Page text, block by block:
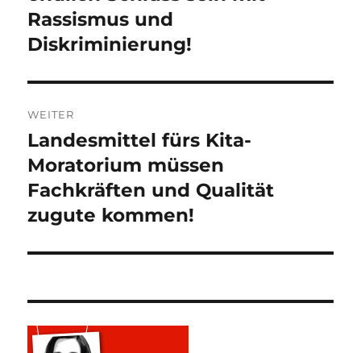
Rassismus und
Diskriminierung!
WEITER
Nächster
Beitrag:
Landesmittel fürs Kita-
Moratorium müssen
Fachkräften und Qualität
zugute kommen!